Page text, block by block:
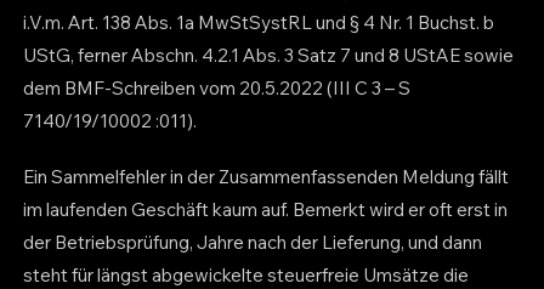
i.V.m. Art. 138 Abs. 1a MwStSystRL und § 4 Nr. 1 Buchst. b
UStG, ferner Abschn. 4.2.1 Abs. 3 Satz 7 und 8 UStAE sowie
dem BMF-Schreiben vom 20.5.2022 (III C 3 – S
7140/19/10002 :011).
Ein Sammelfehler in der Zusammenfassenden Meldung fällt
im laufenden Geschäft kaum auf. Bemerkt wird er oft erst in
der Betriebsprüfung, Jahre nach der Lieferung, und dann
steht für längst abgewickelte steuerfreie Umsätze die